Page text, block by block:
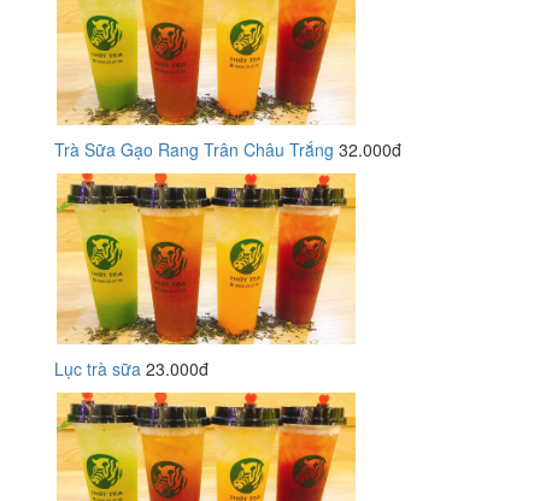
Trà Sữa Gạo Rang Trân Châu Trắng 32.000đ
Lục trà sữa 23.000đ